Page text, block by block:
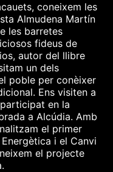
coneixem les
Almudena Martín
les barretes
fideus de
autor del llibre
un dels
poble per conèixer
Ens visiten a
en la
a Alcúdia. Amb
el primer
i el Canvi
el projecte